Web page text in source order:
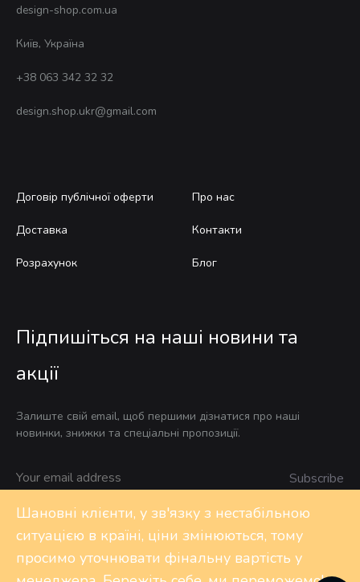
design-shop.com.ua
Київ, Україна
+38 063 342 32 32
design.shop.ukr@gmail.com
Договір публічної оферти
Доставка
Розрахунок
Про нас
Контакти
Блог
Підпишіться на наші новини та
акції
Залиште свій email, щоб першими дізнатися про наші
новинки, знижки та спеціальні пропозиції.
Privacy Policy Контакти
Шановні клієнти, у зв'язку з нестабільною
ситуацією в країні, ціни змінюються, тому
просимо уточнювати фінальну вартість у